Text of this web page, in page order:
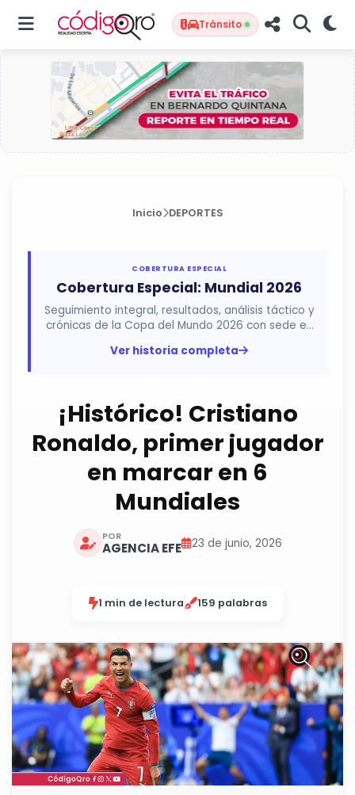
Tránsito
Inicio DEPORTES
COBERTURA ESPECIAL
Cobertura Especial: Mundial 2026
Seguimiento integral, resultados, análisis táctico y
crónicas de la Copa del Mundo 2026 con sede en
Ver historia completa
¡Histórico! Cristiano
Ronaldo, primer jugador
en marcar en 6
Mundiales
POR
AGENCIA EFE 23 de junio, 2026
1 min de lectura 159 palabras